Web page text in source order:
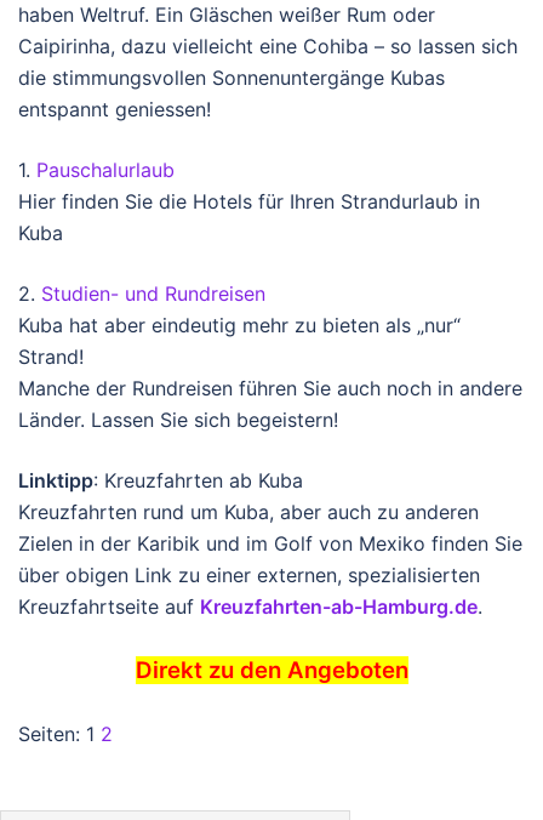
haben Weltruf. Ein Gläschen weißer Rum oder
Caipirinha, dazu vielleicht eine Cohiba – so lassen sich
die stimmungsvollen Sonnenuntergänge Kubas
entspannt geniessen!
1. Pauschalurlaub
Hier finden Sie die Hotels für Ihren Strandurlaub in
Kuba
2. Studien- und Rundreisen
Kuba hat aber eindeutig mehr zu bieten als „nur“
Strand!
Manche der Rundreisen führen Sie auch noch in andere
Länder. Lassen Sie sich begeistern!
Linktipp: Kreuzfahrten ab Kuba
Kreuzfahrten rund um Kuba, aber auch zu anderen
Zielen in der Karibik und im Golf von Mexiko finden Sie
über obigen Link zu einer externen, spezialisierten
Kreuzfahrtseite auf Kreuzfahrten-ab-Hamburg.de.
Direkt zu den Angeboten
Seiten: 1 2